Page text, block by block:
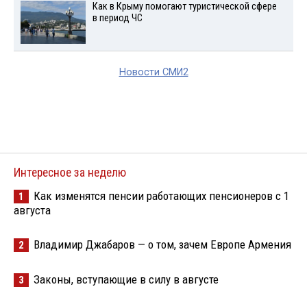
Как в Крыму помогают туристической сфере
в период ЧС
Новости СМИ2
Интересное за неделю
1
Как изменятся пенсии работающих пенсионеров с 1
августа
2 Владимир Джабаров — о том, зачем Европе Армения
3 Законы, вступающие в силу в августе